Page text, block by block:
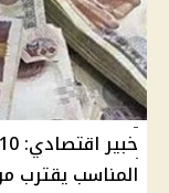
المناسب يقترب من 20